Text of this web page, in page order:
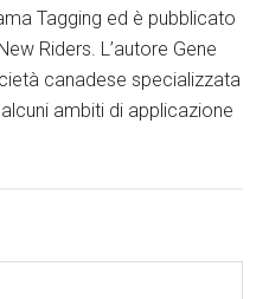
Tagging ed è pubblicato
Riders. L’autore Gene
canadese specializzata
ambiti di applicazione